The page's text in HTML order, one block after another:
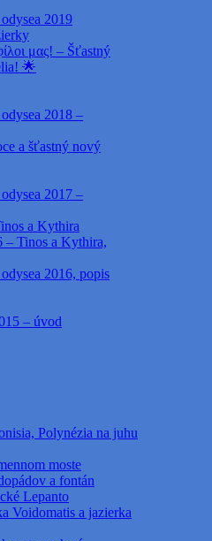
2019
μας! – Šťastný
🌟
2018 –
a šťastný nový
2017 –
a Kythira
– Tinos a Kythira,
2016, popis
– úvod
Polynézia na juhu
moste
a fontán
Lepanto
Voidomatis a jazierka